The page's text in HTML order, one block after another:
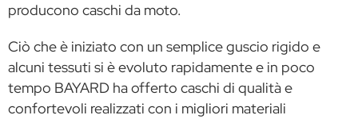
producono caschi da moto.
Ciò che è iniziato con un semplice guscio rigido e
alcuni tessuti si è evoluto rapidamente e in poco
tempo BAYARD ha offerto caschi di qualità e
confortevoli realizzati con i migliori materiali